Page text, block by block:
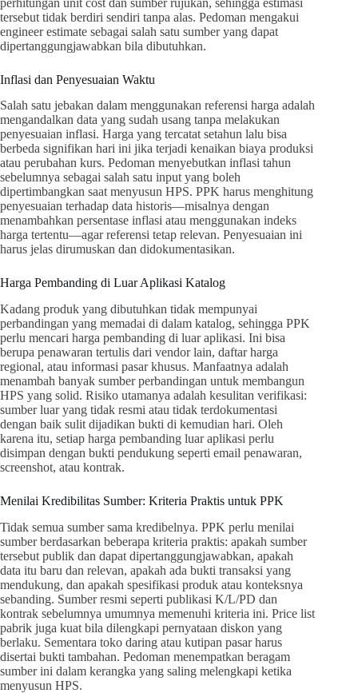
tersebut tidak berdiri sendiri tanpa alas. Pedoman mengakui
engineer estimate sebagai salah satu sumber yang dapat
dipertanggungjawabkan bila dibutuhkan.
Inflasi dan Penyesuaian Waktu
Salah satu jebakan dalam menggunakan referensi harga adalah
mengandalkan data yang sudah usang tanpa melakukan
penyesuaian inflasi. Harga yang tercatat setahun lalu bisa
berbeda signifikan hari ini jika terjadi kenaikan biaya produksi
atau perubahan kurs. Pedoman menyebutkan inflasi tahun
sebelumnya sebagai salah satu input yang boleh
dipertimbangkan saat menyusun HPS. PPK harus menghitung
penyesuaian terhadap data historis—misalnya dengan
menambahkan persentase inflasi atau menggunakan indeks
harga tertentu—agar referensi tetap relevan. Penyesuaian ini
harus jelas dirumuskan dan didokumentasikan.
Harga Pembanding di Luar Aplikasi Katalog
Kadang produk yang dibutuhkan tidak mempunyai
perbandingan yang memadai di dalam katalog, sehingga PPK
perlu mencari harga pembanding di luar aplikasi. Ini bisa
berupa penawaran tertulis dari vendor lain, daftar harga
regional, atau informasi pasar khusus. Manfaatnya adalah
menambah banyak sumber perbandingan untuk membangun
HPS yang solid. Risiko utamanya adalah kesulitan verifikasi:
sumber luar yang tidak resmi atau tidak terdokumentasi
dengan baik sulit dijadikan bukti di kemudian hari. Oleh
karena itu, setiap harga pembanding luar aplikasi perlu
disimpan dengan bukti pendukung seperti email penawaran,
screenshot, atau kontrak.
Menilai Kredibilitas Sumber: Kriteria Praktis untuk PPK
Tidak semua sumber sama kredibelnya. PPK perlu menilai
sumber berdasarkan beberapa kriteria praktis: apakah sumber
tersebut publik dan dapat dipertanggungjawabkan, apakah
data itu baru dan relevan, apakah ada bukti transaksi yang
mendukung, dan apakah spesifikasi produk atau konteksnya
sebanding. Sumber resmi seperti publikasi K/L/PD dan
kontrak sebelumnya umumnya memenuhi kriteria ini. Price list
pabrik juga kuat bila dilengkapi pernyataan diskon yang
berlaku. Sementara toko daring atau kutipan pasar harus
disertai bukti tambahan. Pedoman menempatkan beragam
sumber ini dalam kerangka yang saling melengkapi ketika
menyusun HPS.